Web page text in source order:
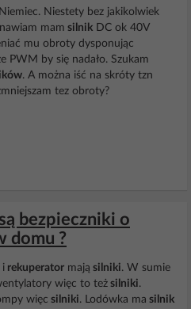
Niestety bez jakikolwiek
mam silnik DC ok 40V
mu obroty dysponując
PWM by się nadało. Szukam
. A można iść na skróty tzn
tez obroty?
bezpieczniki o
domu ?
i rekuperator mają silniki. W sumie
więc to też silniki.
więc silniki. Lodówka ma silnik